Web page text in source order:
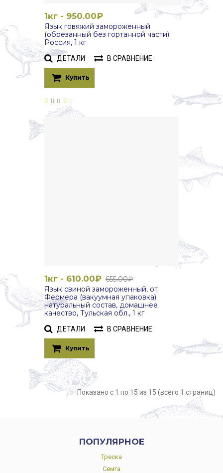
1кг - 950.00₽
Язык говяжий замороженный
(обрезанный без гортанной части)
Россия, 1 кг
ДЕТАЛИ В СРАВНЕНИЕ
Купить
1кг - 610.00₽ 655.00₽
Язык свиной замороженный, от
Фермера (вакуумная упаковка)
натуральный состав, домашнее
качество, Тульская обл., 1 кг
ДЕТАЛИ В СРАВНЕНИЕ
Купить
Показано с 1 по 15 из 15 (всего 1 страниц)
ПОПУЛЯРНОЕ
Треска
Семга